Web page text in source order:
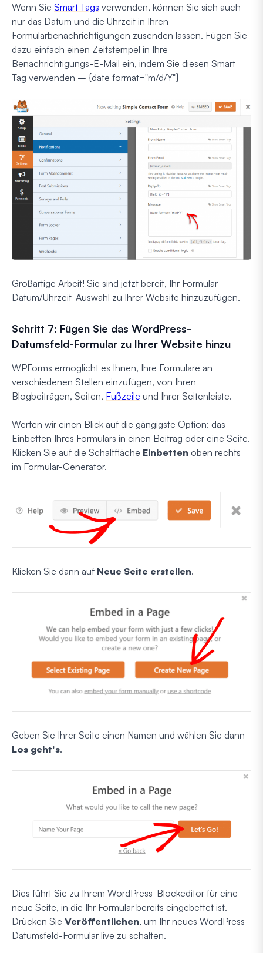
Wenn Sie Smart Tags verwenden, können Sie sich auch
nur das Datum und die Uhrzeit in Ihren
Formularbenachrichtigungen zusenden lassen. Fügen Sie
dazu einfach einen Zeitstempel in Ihre
Benachrichtigungs-E-Mail ein, indem Sie diesen Smart
Tag verwenden – {date format="m/d/Y"}
Großartige Arbeit! Sie sind jetzt bereit, Ihr Formular
Datum/Uhrzeit-Auswahl zu Ihrer Website hinzuzufügen.
Schritt 7: Fügen Sie das WordPress-
Datumsfeld-Formular zu Ihrer Website hinzu
WPForms ermöglicht es Ihnen, Ihre Formulare an
verschiedenen Stellen einzufügen, von Ihren
Blogbeiträgen, Seiten, Fußzeile und Ihrer Seitenleiste.
Werfen wir einen Blick auf die gängigste Option: das
Einbetten Ihres Formulars in einen Beitrag oder eine Seite.
Klicken Sie auf die Schaltfläche Einbetten oben rechts
im Formular-Generator.
Klicken Sie dann auf Neue Seite erstellen.
Geben Sie Ihrer Seite einen Namen und wählen Sie dann
Los geht's.
Dies führt Sie zu Ihrem WordPress-Blockeditor für eine
neue Seite, in die Ihr Formular bereits eingebettet ist.
Drücken Sie Veröffentlichen, um Ihr neues WordPress-
Datumsfeld-Formular live zu schalten.